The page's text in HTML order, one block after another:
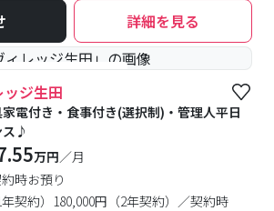
詳細を見る
#女性専用フロアあり
ジ生田
電付き・食事付き(選択制)・管理人平日
ス♪
万円／月
時お預り
年契約）180,000円（2年契約）／契約時